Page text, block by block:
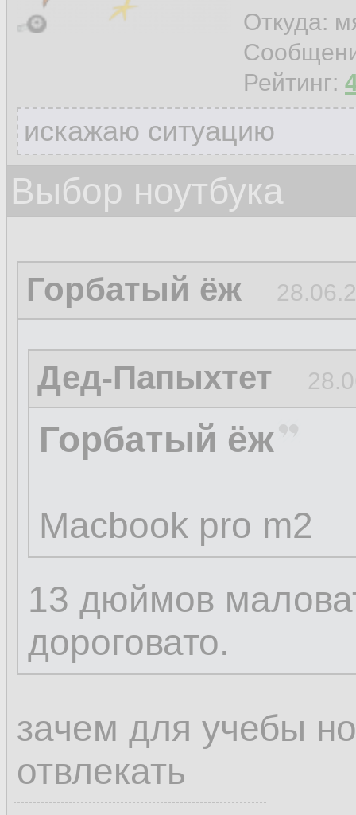
Откуда:
Рейтинг:
искажаю ситуацию
Выбор ноутбука
Горбатый ёж
Дед-Папыхтет
Горбатый ёж
Macbook pro m2
13 дюймов
дороговато.
зачем для учебы
отвлекать